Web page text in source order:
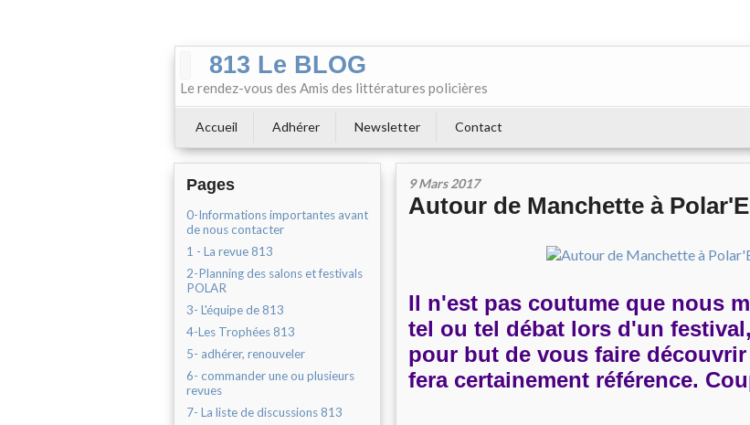
813 Le BLOG
Le rendez-vous des Amis des littératures policières
Accueil Adhérer Newsletter Contact
Pages
0-Informations importantes avant
de nous contacter
1 - La revue 813
2-Planning des salons et festivals
POLAR
3- L'équipe de 813
4-Les Trophées 813
5- adhérer, renouveler
6- commander une ou plusieurs
revues
7- La liste de discussions 813
9 Mars 2017
Autour de Manchette à
Il n'est pas coutume que nous
tel ou tel débat lors d'un
pour but de vous faire
fera certainement référence.